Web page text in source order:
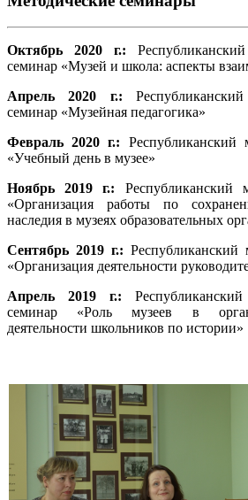
Октябрь 2020 г.:
семинар «Музей и школа: аспекты
Апрель 2020 г.:
семинар «Музейная педагогика»
Февраль 2020 г.: Республиканский
«Учебный день в музее»
Ноябрь 2019 г.: Республиканский
«Организация работы по
наследия в музеях образовательных
Сентябрь 2019 г.: Республиканский
«Организация деятельности
Апрель 2019 г.: Республиканский
семинар «Роль музеев в
деятельности школьников по истории»